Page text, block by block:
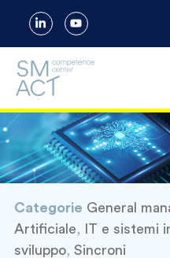
Categorie General
Artificiale, IT e sistemi
sviluppo, Sincroni